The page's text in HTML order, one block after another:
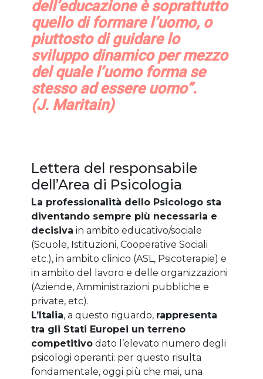
dell’educazione è soprattutto
quello di formare l’uomo, o
piuttosto di guidare lo
sviluppo dinamico per mezzo
del quale l’uomo forma se
stesso ad essere uomo”.
(J. Maritain)
Lettera del responsabile
dell’Area di Psicologia
La professionalità dello Psicologo sta
diventando sempre più necessaria e
decisiva in ambito educativo/sociale
(Scuole, Istituzioni, Cooperative Sociali
etc.), in ambito clinico (ASL, Psicoterapie) e
in ambito del lavoro e delle organizzazioni
(Aziende, Amministrazioni pubbliche e
private, etc).
L’Italia, a questo riguardo, rappresenta
tra gli Stati Europei un terreno
competitivodato l’elevato numero degli
psicologi operanti: per questo risulta
fondamentale, oggi più che mai, una